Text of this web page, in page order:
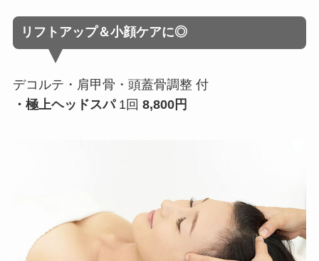
リフトアップ＆小顔ケアに◎
デコルテ・肩甲骨・頭蓋骨調整 付
・極上ヘッドスパ 1回 8,800円